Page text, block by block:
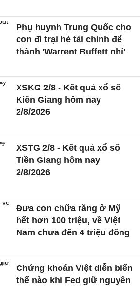
Phụ huynh Trung Quốc cho
con đi trại hè tài chính để
thành 'Warrent Buffett nhí'
XSKG 2/8 - Kết quả xổ số
Kiên Giang hôm nay
2/8/2026
XSTG 2/8 - Kết quả xổ số
Tiền Giang hôm nay
2/8/2026
Đưa con chữa răng ở Mỹ
hết hơn 100 triệu, về Việt
Nam chưa đến 4 triệu đồng
Chứng khoán Việt diễn biến
thế nào khi Fed giữ nguyên